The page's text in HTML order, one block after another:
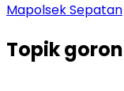
Mapolsek Sepatan
Topik